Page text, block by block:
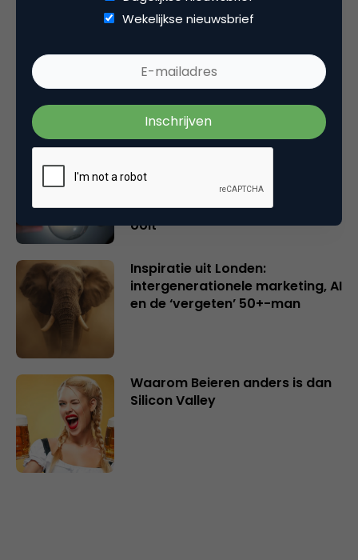
Wake-upcall voor ontwerpers
en merkeigenaren
Creatieve sector als aanjager
van innovatie en ontsluiter en
verbinder van industrieën
belangrijker en urgenter dan
ooit
Inspiratie uit Londen:
intergenerationele marketing, AI
en de ‘vergeten’ 50+-man
Waarom Beieren anders is dan
Silicon Valley
Wekelijkse nieuwsbrief